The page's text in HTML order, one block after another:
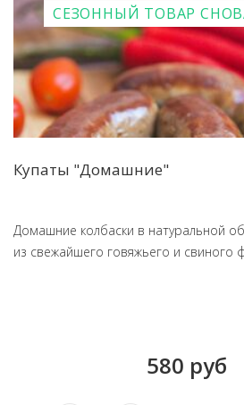
СЕЗОННЫЙ ТОВАР
Купаты "Домашние"
Домашние колбаски в натуральной
из свежайшего говяжьего и свиного
580 руб